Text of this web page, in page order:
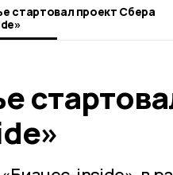
стартовал проект Сбера